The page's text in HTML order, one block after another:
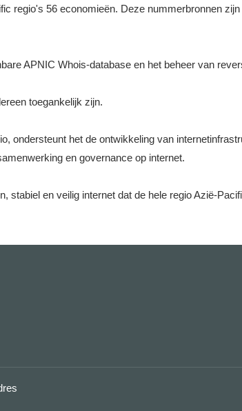
regio's 56 economieën. Deze nummerbronnen
APNIC Whois-database en het beheer van
toegankelijk zijn.
ondersteunt het de ontwikkeling van
en governance op internet.
stabiel en veilig internet dat de hele regio Azië-